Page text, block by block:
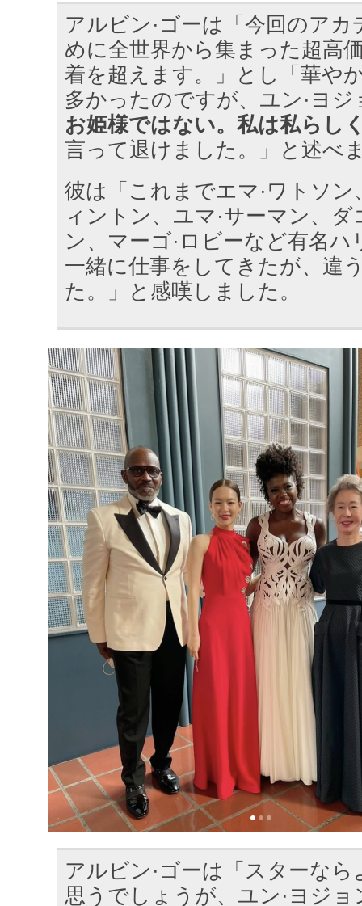
アルビン·ゴーは「今回のア
めに全世界から集まった超高
着を超えます。」とし「華や
多かったのですが、ユン·ヨ
お姫様ではない。私は私らし
言って退けました。」と述べ
彼は「これまでエマ·ワトソン
ィントン、ユマ·サーマン、ダ
ン、マーゴ·ロビーなど有名
一緒に仕事をしてきたが、違
た。」と感嘆しました。
アルビン·ゴーは「スターな
思うでしょうが、ユン·ヨジ